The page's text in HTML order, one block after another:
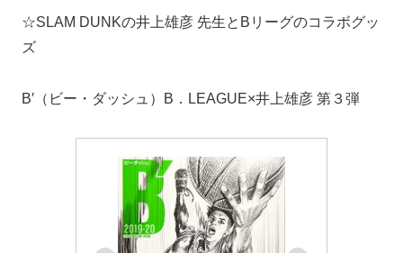
☆SLAM DUNKの井上雄彦 先生とBリーグのコラボグッ
ズ
B′（ビー・ダッシュ）B．LEAGUE×井上雄彦 第３弾